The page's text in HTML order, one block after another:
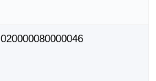
020000080000046